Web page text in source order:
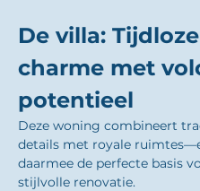
De villa: Tijdloze
charme met
potentieel
Deze woning combineert
details met royale
daarmee de perfecte basis
stijlvolle renovatie.